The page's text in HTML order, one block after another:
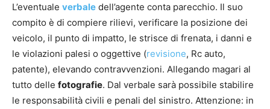
L’eventuale verbale dell’agente conta parecchio. Il suo
compito è di compiere rilievi, verificare la posizione dei
veicolo, il punto di impatto, le strisce di frenata, i danni e
le violazioni palesi o oggettive (revisione, Rc auto,
patente), elevando contravvenzioni. Allegando magari al
tutto delle fotografie. Dal verbale sarà possibile stabilire
le responsabilità civili e penali del sinistro. Attenzione: in